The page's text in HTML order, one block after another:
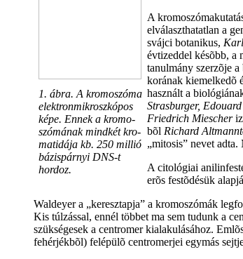
1. ábra. A kromoszóma
elektronmikroszkópos
képe. Ennek a kromo-
szómának mindkét kro-
matidája kb. 250 millió
bázispárnyi DNS-t
hordoz.
A
elválaszthatatlan a
svájci botanikus,
évtizeddel késõbb, a
tanulmány szerzõje a
korának kiemelkedõ
használt a
Strasburger,
Friedrich Miescher
bõl Richard
„mitosis” nevet
A citológiai
erõs festõdésük
Waldeyer a „keresztapja” a kromoszómák
Kis túlzással, ennél többet ma sem tudunk a
szükségesek a centromer kialakulásához.
fehérjékbõl) felépülõ centromerjei egymás